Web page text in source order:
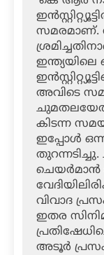
സമരമാണ്.
ഇന്ത്യയിലെ
അവിടെ
കിടന്ന
ഇപ്പോള്‍
തുറന്നടിച്ചു.
ചെയര്‍മാന്‍
വിവാദ
ഇതര
അടൂര്‍